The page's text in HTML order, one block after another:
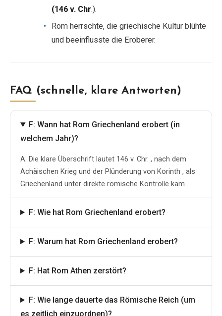
(146 v. Chr.).
Rom herrschte, die griechische Kultur blühte
und beeinflusste die Eroberer.
FAQ (schnelle, klare Antworten)
F: Wann hat Rom Griechenland erobert (in
welchem Jahr)?
A: Die klare Überschrift lautet 146 v. Chr. , nach dem
Achäischen Krieg und der Plünderung von Korinth , als
Griechenland unter direkte römische Kontrolle kam.
F: Wie hat Rom Griechenland erobert?
F: Warum hat Rom Griechenland erobert?
F: Hat Rom Athen zerstört?
F: Wie lange dauerte das Römische Reich (um
es zeitlich einzuordnen)?